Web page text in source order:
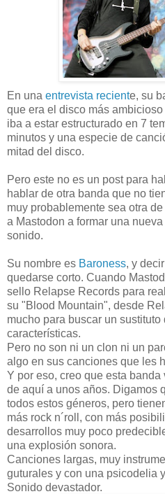
En una entrevista reciente, su
que era el disco más
iba a estar estructurado en 7
minutos y una especie de
mitad del disco.
Pero este no es un post para
hablar de otra banda que no
muy probablemente sea otra
a Mastodon a formar una
sonido.
Su nombre es Baroness, y
quedarse corto. Cuando
sello Relapse Records para
su "Blood Mountain", desde
mucho para buscar un sustituto
características.
Pero no son ni un clon ni un
algo en sus canciones que les
Y por eso, creo que esta
de aquí a unos años. Digamos
todos estos géneros, pero
más rock n´roll, con más
desarrollos muy poco
una explosión sonora.
Canciones largas, muy
guturales y con una psicodelia
Sonido devastador.